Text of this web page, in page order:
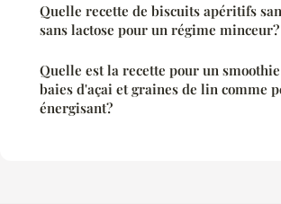
Quelle recette de biscuits apéritifs
sans lactose pour un régime minceur?
Quelle est la recette pour un
baies d'açai et graines de lin comme
énergisant?